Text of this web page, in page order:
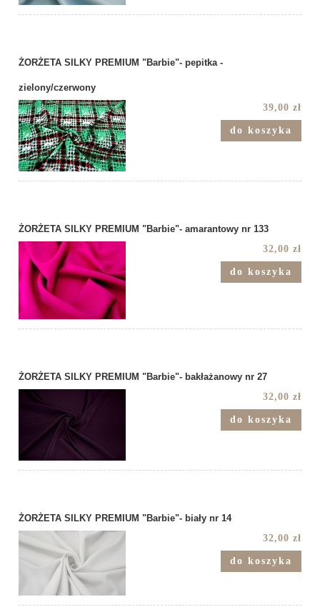
ŻORŻETA SILKY PREMIUM "Barbie"- pepitka -
zielony/czerwony
39,00 zł
do koszyka
ŻORŻETA SILKY PREMIUM "Barbie"- amarantowy nr 133
32,00 zł
do koszyka
ŻORŻETA SILKY PREMIUM "Barbie"- bakłażanowy nr 27
32,00 zł
do koszyka
ŻORŻETA SILKY PREMIUM "Barbie"- biały nr 14
32,00 zł
do koszyka